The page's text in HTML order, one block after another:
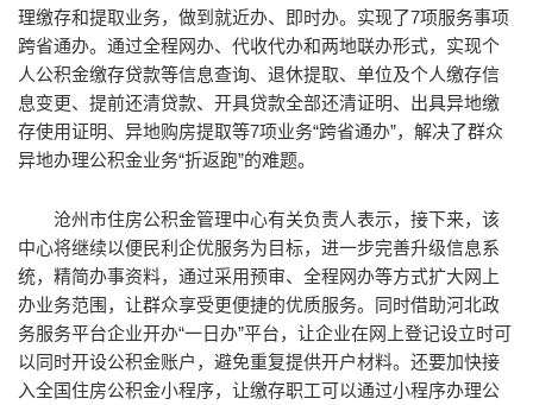
理缴存和提取业务，做到就近办、即时办。实现了7项服务事项
跨省通办。通过全程网办、代收代办和两地联办形式，实现个
人公积金缴存贷款等信息查询、退休提取、单位及个人缴存信
息变更、提前还清贷款、开具贷款全部还清证明、出具异地缴
存使用证明、异地购房提取等7项业务“跨省通办”，解决了群众
异地办理公积金业务“折返跑”的难题。
沧州市住房公积金管理中心有关负责人表示，接下来，该
中心将继续以便民利企优服务为目标，进一步完善升级信息系
统，精简办事资料，通过采用预审、全程网办等方式扩大网上
办业务范围，让群众享受更便捷的优质服务。同时借助河北政
务服务平台企业开办“一日办”平台，让企业在网上登记设立时可
以同时开设公积金账户，避免重复提供开户材料。还要加快接
入全国住房公积金小程序，让缴存职工可以通过小程序办理公